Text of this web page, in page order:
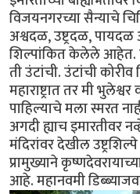
विजयनगरच्या सैन्याचे
अश्वदळ, उष्ट्रदळ,
शिल्पांकित केलेले आहेत.
ती उंटांची. उंटांची
महाराष्ट्रात तर मी
पाहिल्याचे मला स्मरत
अगदी ह्याच इमारतीवर
मंदिरांवर देखील
प्रामुख्याने
आहे. महानवमी